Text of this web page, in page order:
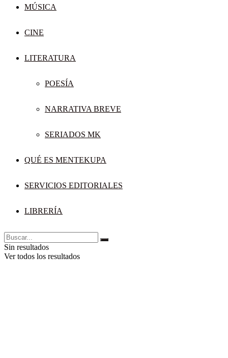
MÚSICA
CINE
LITERATURA
POESÍA
NARRATIVA BREVE
SERIADOS MK
QUÉ ES MENTEKUPA
SERVICIOS EDITORIALES
LIBRERÍA
Sin resultados
Ver todos los resultados